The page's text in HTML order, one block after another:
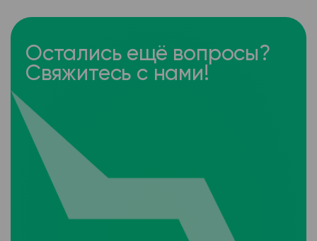
Остались ещё вопросы?
Свяжитесь с нами!